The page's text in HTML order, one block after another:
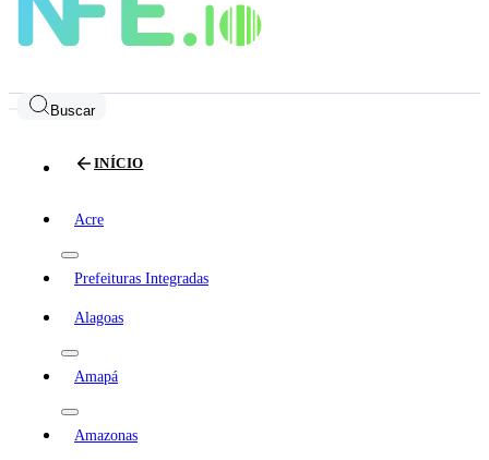
Buscar
INÍCIO
Acre
Prefeituras Integradas
Alagoas
Amapá
Amazonas